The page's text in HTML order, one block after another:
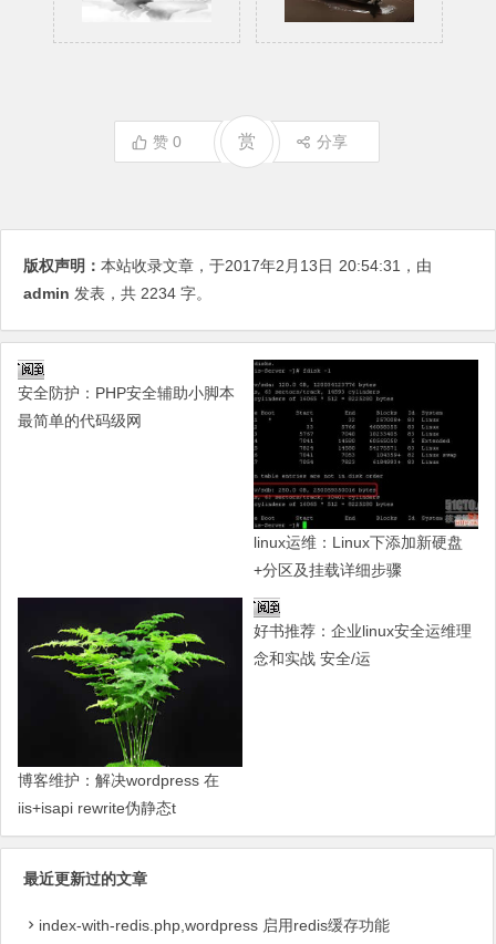
赞 0 赏 分享
版权声明： 本站收录文章，于2017年2月13日 20:54:31 ，由
admin 发表，共 2234 字。
安全防护：PHP安全辅助小脚本
最简单的代码级网
linux运维：Linux下添加新硬盘
+分区及挂载详细步骤
博客维护：解决wordpress 在
iis+isapi rewrite伪静态t
好书推荐：企业linux安全运维理
念和实战 安全/运
最近更新过的文章
index-with-redis.php,wordpress 启用redis缓存功能